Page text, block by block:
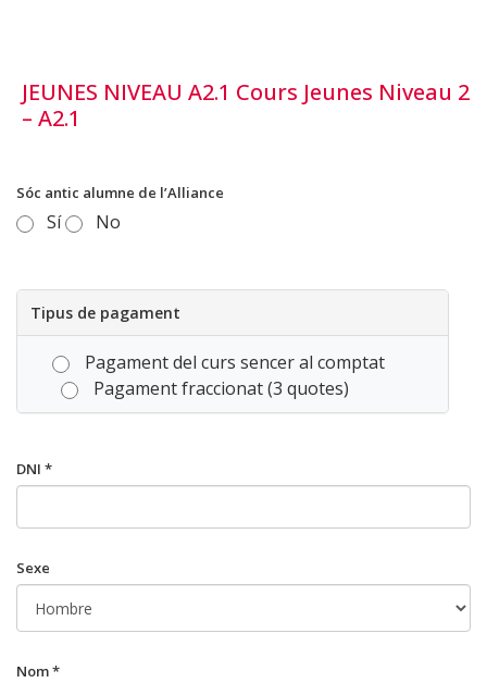
JEUNES NIVEAU A2.1 Cours Jeunes Niveau 2
– A2.1
Sóc antic alumne de l’Alliance
Sí No
Tipus de pagament
Pagament del curs sencer al comptat
Pagament fraccionat (3 quotes)
DNI *
Sexe
Nom *